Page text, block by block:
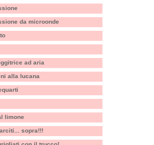
da microonde
ad aria
alla lucana
limone
sopra!!!